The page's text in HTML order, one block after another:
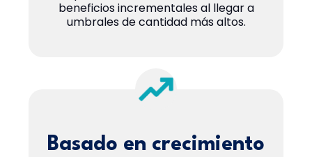
Basado en crecimiento
beneficios incrementales al llegar a
umbrales de cantidad más altos.